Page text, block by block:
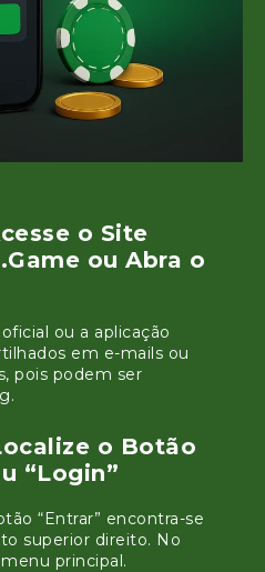
o Site
ou Abra o
ou a aplicação
em e-mails ou
pois podem ser
o Botão
“Login”
“Entrar” encontra-se
superior direito. No
principal.